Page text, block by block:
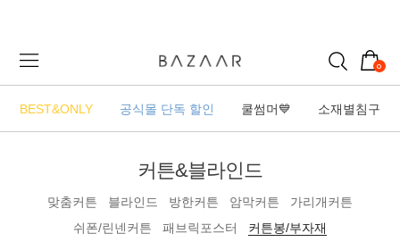
0
BEST&ONLY 공식몰 단독 할인 쿨썸머💙 소재별침구
커튼&블라인드
맞춤커튼 블라인드 방한커튼 암막커튼
가리개커튼
쉬폰/린넨커튼
패브릭포스터 커튼봉/부자재